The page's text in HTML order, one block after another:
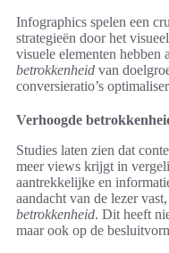
Infographics spelen een
strategieën door het
visuele elementen hebben
betrokkenheid van
conversieratio’s
Verhoogde
Studies laten zien dat
meer views krijgt in
aantrekkelijke en
aandacht van de lezer
betrokkenheid. Dit heeft
maar ook op de